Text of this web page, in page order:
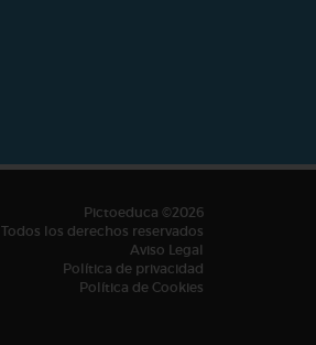
Pictoeduca ©2026
Todos los derechos reservados
Aviso Legal
Política de privacidad
Política de Cookies